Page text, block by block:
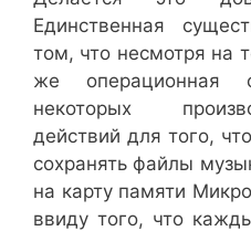
Единственная
том, что несмотря на
же операционная
некоторых
действий для того,
сохранять файлы
на карту памяти
ввиду того, что